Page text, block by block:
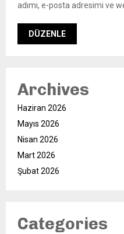
adımı, e-posta adresimi ve
Archives
Haziran 2026
Mayıs 2026
Nisan 2026
Mart 2026
Şubat 2026
Categories